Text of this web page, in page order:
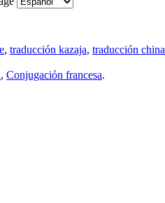
, traducción kazaja, traducción china
, Conjugación francesa.